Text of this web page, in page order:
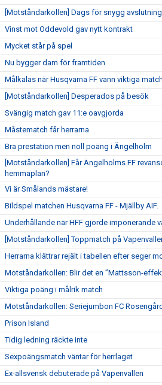
[Motståndarkollen] Dags för snygg avslutning
Vinst mot Oddevold gav nytt kontrakt
Mycket står på spel
Nu bygger dam för framtiden
Målkalas när Husqvarna FF vann viktiga
[Motståndarkollen] Desperados på besök
Svängig match gav 11:e oavgjorda
Måstematch får herrarna
Bra prestation men noll poäng i Ängelholm
[Motståndarkollen] Får Ängelholms FF
hemmaplan?
Vi är Smålands mästare!
Bildspel matchen Husqvarna FF - Mjällby AIF.
Underhållande när HFF gjorde imponerande
[Motståndarkollen] Toppmatch på
Herrarna klättrar rejält i tabellen efter seger
Motståndarkollen: Blir det en ”Mattsson-
Viktiga poäng i målrik match
Motståndarkollen: Seriejumbon FC
Prison Island
Tidig ledning räckte inte
Sexpoängsmatch väntar för herrlaget
Ex-allsvensk debuterade på Vapenvallen